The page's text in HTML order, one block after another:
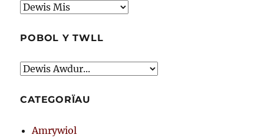
Archif
POBOL Y TWLL
CATEGORÏAU
Amrywiol